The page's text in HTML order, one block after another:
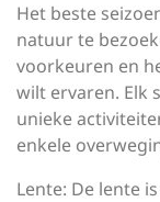
Het beste
natuur te
voorkeuren en
wilt ervaren. Elk
unieke
enkele
Lente: De lente